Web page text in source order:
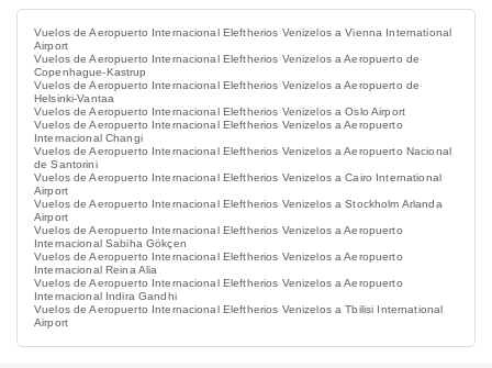
Vuelos de Aeropuerto Internacional Eleftherios Venizelos a Vienna International
Airport
Vuelos de Aeropuerto Internacional Eleftherios Venizelos a Aeropuerto de
Copenhague-Kastrup
Vuelos de Aeropuerto Internacional Eleftherios Venizelos a Aeropuerto de
Helsinki-Vantaa
Vuelos de Aeropuerto Internacional Eleftherios Venizelos a Oslo Airport
Vuelos de Aeropuerto Internacional Eleftherios Venizelos a Aeropuerto
Internacional Changi
Vuelos de Aeropuerto Internacional Eleftherios Venizelos a Aeropuerto Nacional
de Santorini
Vuelos de Aeropuerto Internacional Eleftherios Venizelos a Cairo International
Airport
Vuelos de Aeropuerto Internacional Eleftherios Venizelos a Stockholm Arlanda
Airport
Vuelos de Aeropuerto Internacional Eleftherios Venizelos a Aeropuerto
Internacional Sabiha Gökçen
Vuelos de Aeropuerto Internacional Eleftherios Venizelos a Aeropuerto
Internacional Reina Alia
Vuelos de Aeropuerto Internacional Eleftherios Venizelos a Aeropuerto
Internacional Indira Gandhi
Vuelos de Aeropuerto Internacional Eleftherios Venizelos a Tbilisi International
Airport